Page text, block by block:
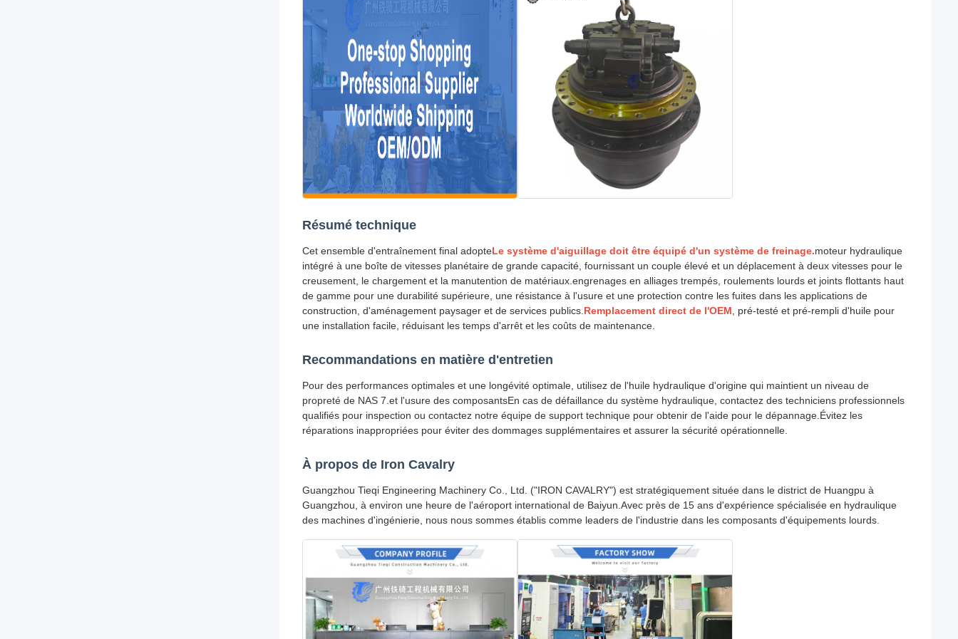
Résumé technique
Cet ensemble d'entraînement final adopteLe système d'aiguillage doit être équipé d'un système de freinage.moteur hydraulique
intégré à une boîte de vitesses planétaire de grande capacité, fournissant un couple élevé et un déplacement à deux vitesses pour le
creusement, le chargement et la manutention de matériaux.engrenages en alliages trempés, roulements lourds et joints flottants haut
de gamme pour une durabilité supérieure, une résistance à l'usure et une protection contre les fuites dans les applications de
construction, d'aménagement paysager et de services publics. Remplacement direct de l'OEM , pré-testé et pré-rempli d'huile pour
une installation facile, réduisant les temps d'arrêt et les coûts de maintenance.
Recommandations en matière d'entretien
Pour des performances optimales et une longévité optimale, utilisez de l'huile hydraulique d'origine qui maintient un niveau de
propreté de NAS 7.et l'usure des composantsEn cas de défaillance du système hydraulique, contactez des techniciens professionnels
qualifiés pour inspection ou contactez notre équipe de support technique pour obtenir de l'aide pour le dépannage.Évitez les
réparations inappropriées pour éviter des dommages supplémentaires et assurer la sécurité opérationnelle.
À propos de Iron Cavalry
Guangzhou Tieqi Engineering Machinery Co., Ltd. ("IRON CAVALRY") est stratégiquement située dans le district de Huangpu à
Guangzhou, à environ une heure de l'aéroport international de Baiyun.Avec près de 15 ans d'expérience spécialisée en hydraulique
des machines d'ingénierie, nous nous sommes établis comme leaders de l'industrie dans les composants d'équipements lourds.